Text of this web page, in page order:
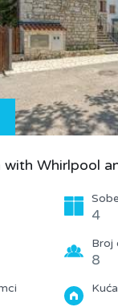
Whirlpool
Sobe
4
Broj
8